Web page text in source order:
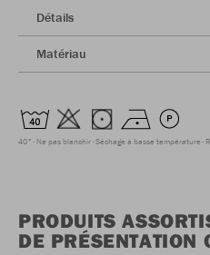
Détails
Matériau
40° Ne pas blanchir Séchage à basse température
PRODUITS
DE PRÉSENTATION